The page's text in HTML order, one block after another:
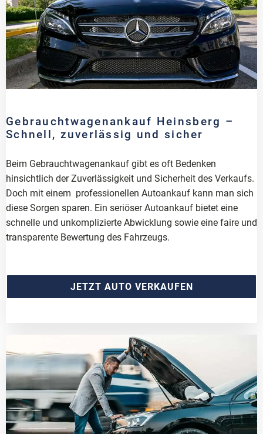
Gebrauchtwagenankauf Heinsberg –
Schnell, zuverlässig und sicher
Beim Gebrauchtwagenankauf gibt es oft Bedenken
hinsichtlich der Zuverlässigkeit und Sicherheit des Verkaufs.
Doch mit einem professionellen Autoankauf kann man sich
diese Sorgen sparen. Ein seriöser Autoankauf bietet eine
schnelle und unkomplizierte Abwicklung sowie eine faire und
transparente Bewertung des Fahrzeugs.
JETZT AUTO VERKAUFEN